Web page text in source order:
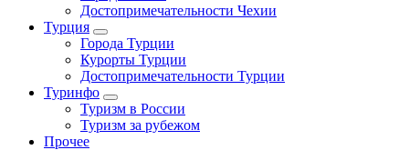
Достопримечательности Чехии
Турция
Города Турции
Курорты Турции
Достопримечательности Турции
Туринфо
Туризм в России
Туризм за рубежом
Прочее